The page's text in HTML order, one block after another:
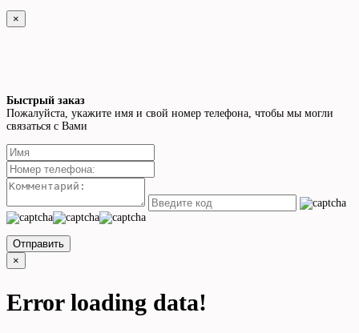
×
Быстрый заказ
Пожалуйста, укажите имя и свой номер телефона, чтобы мы могли
связаться с Вами
Отправить
×
Error loading data!